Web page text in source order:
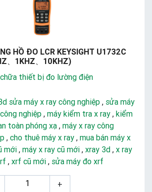
HỒ ĐO LCR KEYSIGHT U1732C
、1KHZ、10KHZ)
thiết bị đo lường điện
sửa máy x ray công nghiệp , sửa máy
nghiệp, máy kiểm tra x ray , kiểm
toàn phóng xạ , máy x ray công
, cho thuê máy x ray , mua bán máy x
mới , máy x ray cũ mới , xray 3d , x ray
, xrf cũ mới , sửa máy đo xrf
+